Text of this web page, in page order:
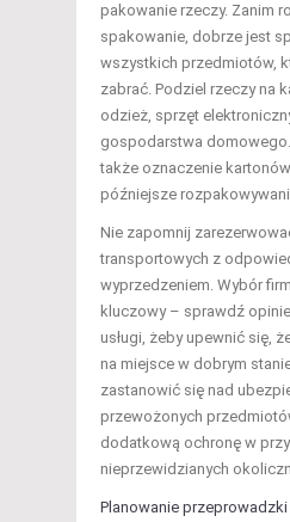
pakowanie rzeczy. Zanim
spakowanie, dobrze jest
wszystkich przedmiotów,
zabrać. Podziel rzeczy na
odzież, sprzęt
gospodarstwa
także oznaczenie
późniejsze
Nie zapomnij
transportowych z
wyprzedzeniem. Wybór
kluczowy – sprawdź
usługi, żeby upewnić się,
na miejsce w dobrym
zastanowić się nad
przewożonych
dodatkową ochronę w
nieprzewidzianych
Planowanie przeprowadzki